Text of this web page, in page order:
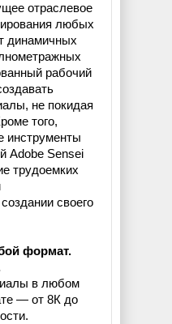
отраслевое
любых
динамичных
рабочий
не покидая
того,
инструменты
Adobe Sensei
трудоемких
своего
формат.
в любом
— от 8К до